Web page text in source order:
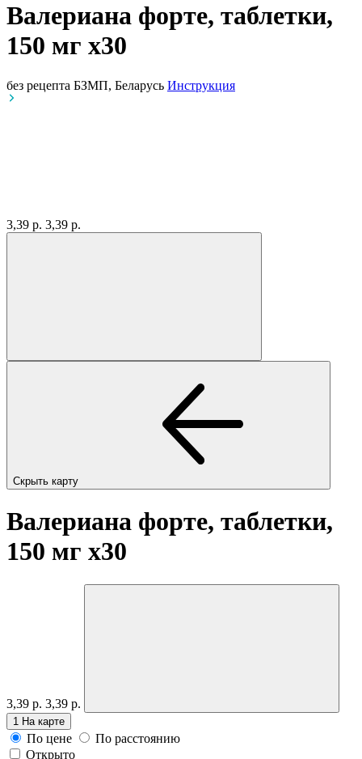
Валериана форте, таблетки,
150 мг x30
без рецепта БЗМП, Беларусь Инструкция
3,39 р. 3,39 р.
Скрыть карту
Валериана форте, таблетки,
150 мг x30
3,39 р. 3,39 р.
1 На карте
По цене
По расстоянию
Открыто